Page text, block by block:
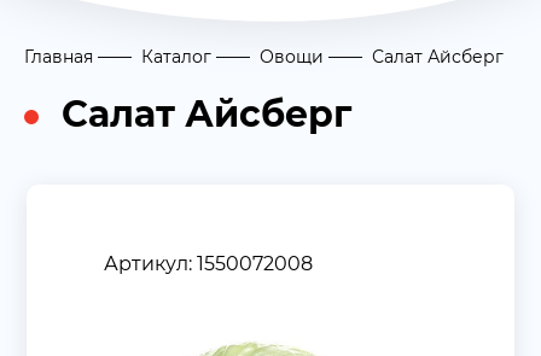
Главная Каталог Овощи Салат Айсберг
Салат Айсберг
Артикул: 1550072008